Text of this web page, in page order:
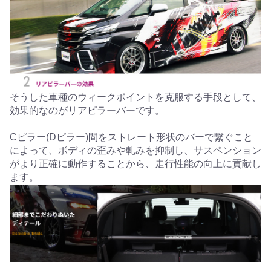
そうした車種のウィークポイントを克服する手段として、
効果的なのがリアピラーバーです。
Cピラー(Dピラー)間をストレート形状のバーで繋ぐこと
によって、ボディの歪みや軋みを抑制し、サスペンション
がより正確に動作することから、走行性能の向上に貢献し
ます。